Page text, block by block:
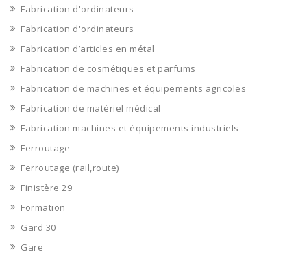
Fabrication d'ordinateurs
Fabrication d'ordinateurs
Fabrication d’articles en métal
Fabrication de cosmétiques et parfums
Fabrication de machines et équipements agricoles
Fabrication de matériel médical
Fabrication machines et équipements industriels
Ferroutage
Ferroutage (rail,route)
Finistère 29
Formation
Gard 30
Gare